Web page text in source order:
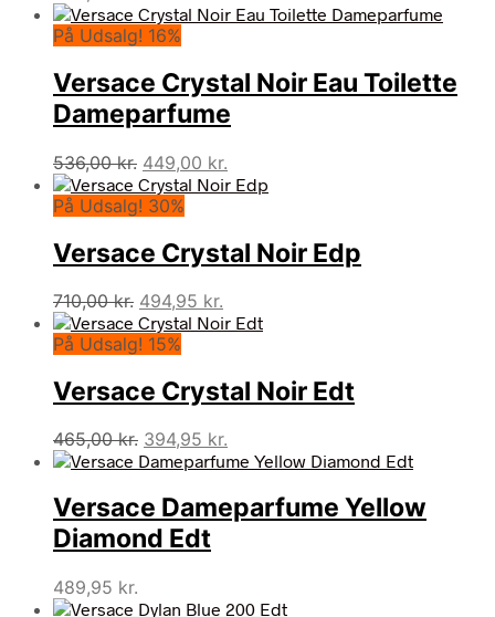
På Udsalg! 16%
Versace Crystal Noir Eau Toilette
Dameparfume
536,00kr. Den
oprindelige
pris
536,00 kr..
449,00 kr.
aktuelle
449,00 kr..
På Udsalg! 30%
Versace Crystal Noir Edp
710,00kr. Den
oprindelige
pris
710,00 kr..
494,95 kr.
aktuelle
494,95 kr..
På Udsalg! 15%
Versace Crystal Noir Edt
465,00kr. Den
oprindelige
var:
465,00 kr..
394,95 kr.
aktuelle
er:
394,95 kr..
Versace Dameparfume Yellow
Diamond Edt
489,95 kr.